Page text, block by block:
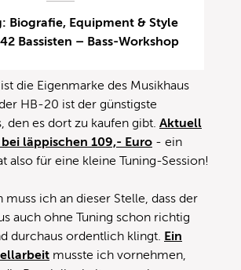
Biografie, Equipment & Style
Bassisten – Bass-Workshop
die Eigenmarke des Musikhaus
HB-20 ist der günstigste
den es dort zu kaufen gibt. Aktuell
läppischen 109,- Euro ‑ ein
also für eine kleine Tuning-Session!
muss ich an dieser Stelle, dass der
auch ohne Tuning schon richtig
durchaus ordentlich klingt. Ein
musste ich vornehmen,